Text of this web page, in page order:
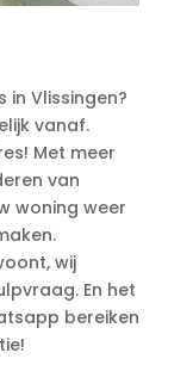
in Vlissingen?
vanaf.​
Met meer
van
woning weer
wij
En het
bereiken